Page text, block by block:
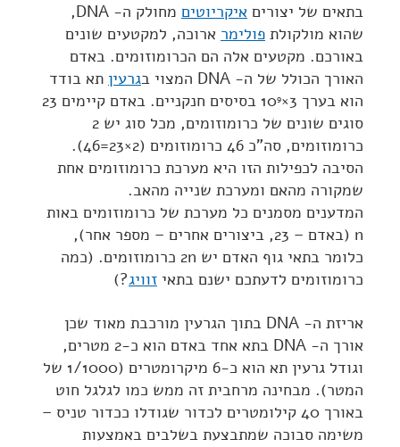
בתאים של יצורים איקריוטים
מחולק ה- DNA,
שהוא מולקולת פולימר ארוכה, למקטעים שונים
באורכם. מקטעים אלה הם הכרומוזומים. באדם
האורך הכולל של ה- DNA המצוי ב
גרעין תא בודד
הוא בערך 3×10
9
בסיסים חנקניים. באדם קיימים 23
סוגים שונים של כרומוזומים, מכל סוג יש 2
כרומוזומים, סה"כ 46 כרומוזומים (2×23=46).
הסיבה לכפילות הזו היא מערכת כרומוזומים אחת
שמקורה מהאם ומערכת שנייה מהאב.
המדענים מסמנים כל מערכת של כרומוזומים באות
n (באדם – 23, ביצורים אחרים – מספר אחר),
כלומר בתאי גוף האדם יש 2n כרומוזומים. (כמה
כרומוזומים לדעתכם ישנם בתאי זוויג?)
אריזת ה- DNA בתוך הגרעין מורכבת מאוד שכן
אורך ה- DNA בתא אחד באדם הוא כ-2 מטרים,
וגודל גרעין תא הוא כ-6 מיקרומטרים (1/1000 של
המטר). מבחינה מרחבית זה ממש כמו לגלגל חוט
באורך 40 קילומטרים לכדור שגודלו ככדור טניס –
משימה סבוכה שמתבצעת בשלבים באמצעות